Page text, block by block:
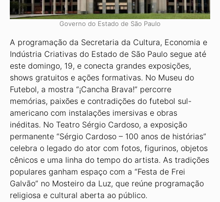
Governo do Estado de São Paulo
A programação da Secretaria da Cultura, Economia e
Indústria Criativas do Estado de São Paulo segue até
este domingo, 19, e conecta grandes exposições,
shows gratuitos e ações formativas. No Museu do
Futebol, a mostra “¡Cancha Brava!” percorre
memórias, paixões e contradições do futebol sul-
americano com instalações imersivas e obras
inéditas. No Teatro Sérgio Cardoso, a exposição
permanente “Sérgio Cardoso – 100 anos de histórias”
celebra o legado do ator com fotos, figurinos, objetos
cênicos e uma linha do tempo do artista. As tradições
populares ganham espaço com a “Festa de Frei
Galvão” no Mosteiro da Luz, que reúne programação
religiosa e cultural aberta ao público.